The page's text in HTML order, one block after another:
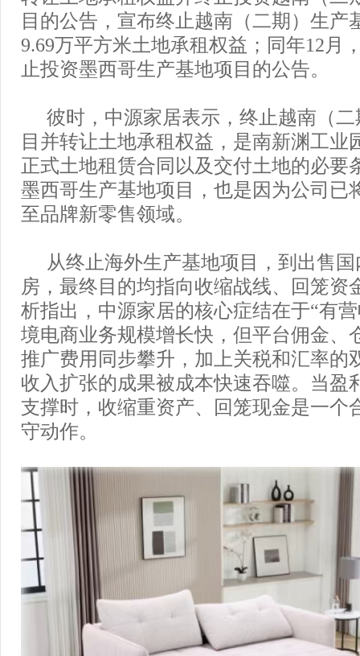
目的公告，宣布终止越南（二期）生产
9.69万平方米土地承租权益；同年12月
止投资墨西哥生产基地项目的公告。
彼时，中源家居表示，终止越南（
目并转让土地承租权益，是南新渊工业
正式土地租赁合同以及交付土地的必要
墨西哥生产基地项目， 也是因为公司已
至品牌新零售领域。
从终止海外生产基地项目，到出售
房，最终目的均指向收缩战线、回笼资
析指出，中源家居的核心症结在于“有
境电商业务规模增长快，但平台佣金、
推广费用同步攀升，加上关税和汇率的
收入扩张的成果被成本快速吞噬。当盈
支撑时，收缩重资产、回笼现金是一个
守动作。